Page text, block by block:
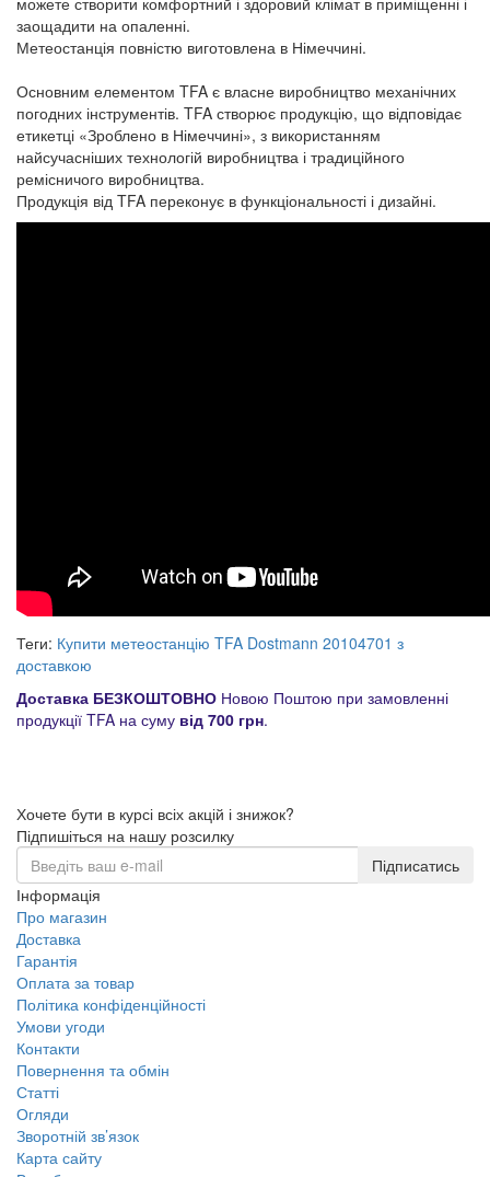
заощадити на опаленні.
Метеостанція повністю виготовлена в Німеччині.
Основним елементом TFA є власне виробництво механічних
погодних інструментів. TFA створює продукцію, що відповідає
етикетці «Зроблено в Німеччині», з використанням
найсучасніших технологій виробництва і традиційного
ремісничого виробництва.
Продукція від TFA переконує в функціональності і дизайні.
Теги: Купити метеостанцію TFA Dostmann 20104701 з
доставкою
Доставка БЕЗКОШТОВНО Новою Поштою при замовленні
продукції TFA на суму від 700 грн.
Хочете бути в курсі всіх акцій і знижок?
Підпишіться на нашу розсилку
Підписатись
Інформація
Про магазин
Доставка
Гарантія
Оплата за товар
Політика конфіденційності
Умови угоди
Контакти
Повернення та обмін
Статті
Огляди
Зворотній зв’язок
Карта сайту